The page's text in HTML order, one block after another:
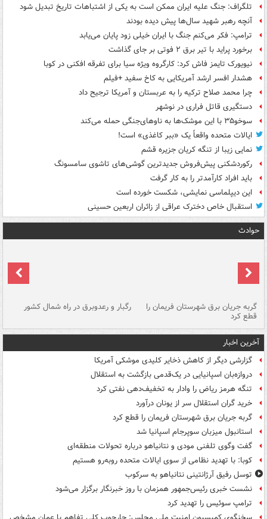
تلگراف: جنگ علیه ایران ممکن است به یکی از اشتباهات تاریخ تبدیل شود
آنچه رهبر شهید سال‌ها پیش دیده بودند
ترامپ: فکر می‌کنم جنگ با ایران خیلی زود پایان می‌یابد
برخورد پراید با تیر برق ۲ فوتی بر جای گذاشت
نیویورک تایمز فاش کرد: کارگروه ویژه سیا برای تفرقه افکنی در کوبا
هشدار افسر ارشد آمریکایی به کاخ سفید +فیلم
چرا محمد صلاح ترکیه را به عربستان و آمریکا ترجیح داد
دستگیری قاتل فراری در نوشهر
سوخو۳۵ با این موشک‌ها به ناوهای‌جنگی حمله می‌کند
ایالات متحده واقعاً یک «ببر کاغذی» است!
نمایی زیبا از تنگه کریان جزیره قشم
رکوردشکنی پیش‌فروش جدیدترین گوشی‌های تاشوی سامسونگ
باید افراد کارآمدتر را به کار گرفت
این دیپلماسی نمایشی، شکست خورده است
استقبال خاص دخترک عراقی از زائران اربعین حسینی
حوادث
گربه جریان برق شهرستان فریمان را
قطع کرد
رگبار و رعدوبرق در راه شمال کشور
آخرین اخبار
گزارشی دیگر از کاهش ذخایر کلیدی موشکی آمریکا
دروازه‌بان اسپانیایی در یک‌قدمی بازگشت به استقلال
تنگه هرمز ریاض را وادار به تخفیف‌دهی نفتی کرد
خرید گران استقلال سر از یونان درآورد
گربه جریان برق شهرستان فریمان را قطع کرد
استانبول میزبان سوپرجام اسپانیا شد
گفت وگوی تلفنی مودی و نتانیاهو درباره تحولات منطقه‌ای
کوبا: با تهدید نظامی از سوی ایالات متحده روبه‌رو هستیم
توسل رفیق آرژانتینی نتانیاهو به سرکوب
نشست خبری رئیس‌جمهور همزمان با روز خبرنگار برگزار می‌شود
ترامپ سوئیس را تهدید کرد